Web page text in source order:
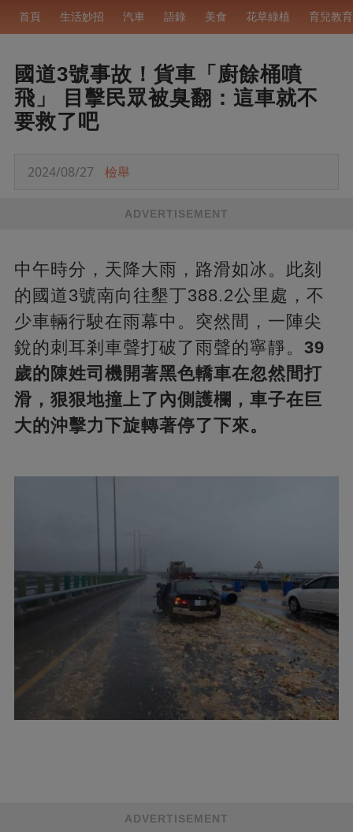
首頁 生活妙招 汽車 語錄 美食 花草綠植 育兒教育
國道3號事故！貨車「廚餘桶噴
飛」 目擊民眾被臭翻：這車就不
要救了吧
2024/08/27 檢舉
ADVERTISEMENT
中午時分，天降大雨，路滑如冰。此刻
的國道3號南向往墾丁388.2公里處，不
少車輛行駛在雨幕中。突然間，一陣尖
銳的刺耳剎車聲打破了雨聲的寧靜。 39
歲的陳姓司機開著黑色轎車在忽然間打
滑，狠狠地撞上了內側護欄，車子在巨
大的沖擊力下旋轉著停了下來。
ADVERTISEMENT